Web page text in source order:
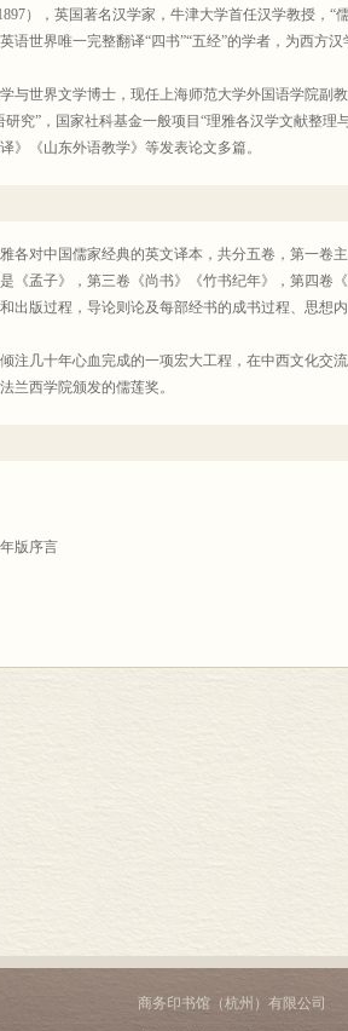
），英国著名汉学家，牛津大学首任汉学教授，“
语世界唯一完整翻译“四书”“五经”的学者，为西方
与世界文学博士，现任上海师范大学外国语学院副
究”，国家社科基金一般项目“理雅各汉学文献整理
》《山东外语教学》等发表论文多篇。
》，译著《灵与肉:山东的天主教》，曾在《国际汉
各对中国儒家经典的英文译本，共分五卷，第一卷
《孟子》，第三卷《尚书》《竹书纪年》，第四卷
出版过程，导论则论及每部经书的成书过程、思想
注几十年心血完成的一项宏大工程，在中西文化交
兰西学院颁发的儒莲奖。
版序言
商务印书馆（杭州）有限公司